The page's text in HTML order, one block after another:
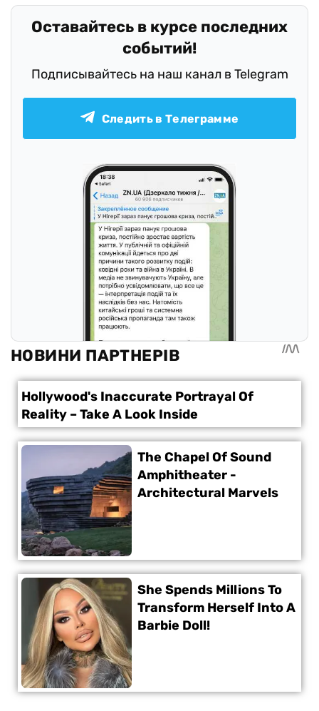
Оставайтесь в курсе последних
событий!
Подписывайтесь на наш канал в Telegram
Следить в Телеграмме